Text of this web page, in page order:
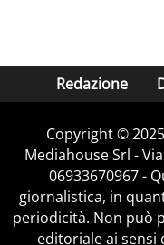
Redazione
Copyright ©
Mediahouse Srl -
06933670967 -
giornalistica, in
periodicità. Non può
editoriale ai sensi